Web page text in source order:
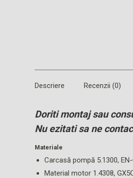
Descriere Recenzii (0)
Doriti montaj sau
Nu ezitati sa ne
Materiale
Carcasă pompă 5.1300,
Material motor 1.4308,